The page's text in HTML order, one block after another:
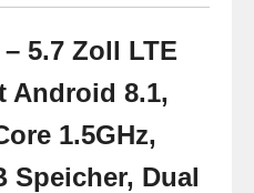
5.7 Zoll LTE
Android 8.1,
1.5GHz,
Speicher, Dual